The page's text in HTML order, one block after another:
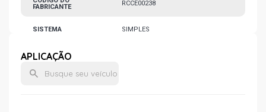
FABRICANTE
RCCE00238
SISTEMA SIMPLES
APLICAÇÃO